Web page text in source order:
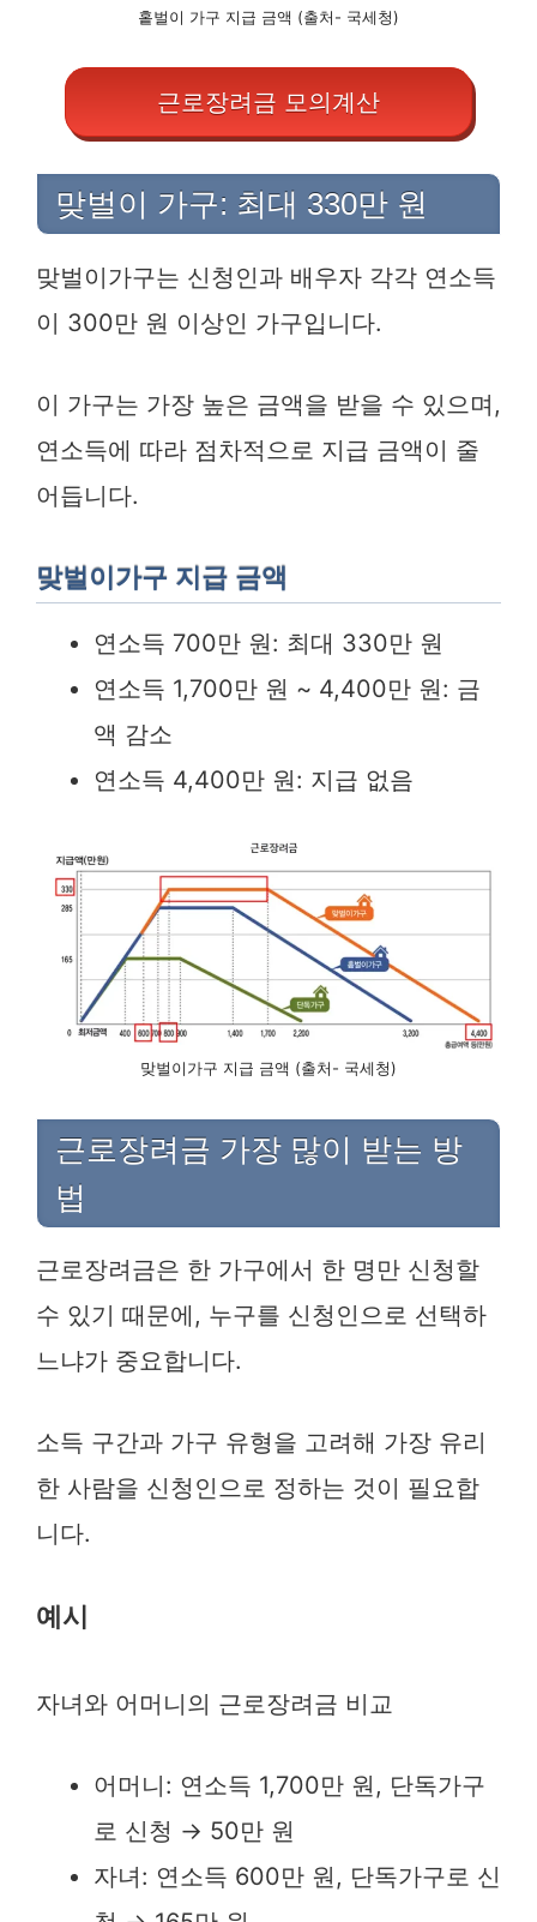
홑벌이 가구 지급 금액 (출처- 국세청)
근로장려금 모의계산
맞벌이 가구: 최대 330만 원
맞벌이가구는 신청인과 배우자 각각 연소득
이 300만 원 이상인 가구입니다.
이 가구는 가장 높은 금액을 받을 수 있으며,
연소득에 따라 점차적으로 지급 금액이 줄
어듭니다.
맞벌이가구 지급 금액
연소득 700만 원: 최대 330만 원
연소득 1,700만 원 ~ 4,400만 원: 금
액 감소
연소득 4,400만 원: 지급 없음
맞벌이가구 지급 금액 (출처- 국세청)
근로장려금 가장 많이 받는 방
법
근로장려금은 한 가구에서 한 명만 신청할
수 있기 때문에, 누구를 신청인으로 선택하
느냐가 중요합니다.
소득 구간과 가구 유형을 고려해 가장 유리
한 사람을 신청인으로 정하는 것이 필요합
니다.
예시
자녀와 어머니의 근로장려금 비교
어머니: 연소득 1,700만 원, 단독가구
로 신청 → 50만 원
자녀: 연소득 600만 원, 단독가구로 신